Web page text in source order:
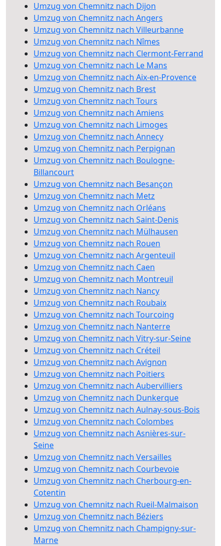
Umzug von Chemnitz nach Dijon
Umzug von Chemnitz nach Angers
Umzug von Chemnitz nach Villeurbanne
Umzug von Chemnitz nach Nîmes
Umzug von Chemnitz nach Clermont-Ferrand
Umzug von Chemnitz nach Le Mans
Umzug von Chemnitz nach Aix-en-Provence
Umzug von Chemnitz nach Brest
Umzug von Chemnitz nach Tours
Umzug von Chemnitz nach Amiens
Umzug von Chemnitz nach Limoges
Umzug von Chemnitz nach Annecy
Umzug von Chemnitz nach Perpignan
Umzug von Chemnitz nach Boulogne-
Billancourt
Umzug von Chemnitz nach Besançon
Umzug von Chemnitz nach Metz
Umzug von Chemnitz nach Orléans
Umzug von Chemnitz nach Saint-Denis
Umzug von Chemnitz nach Mülhausen
Umzug von Chemnitz nach Rouen
Umzug von Chemnitz nach Argenteuil
Umzug von Chemnitz nach Caen
Umzug von Chemnitz nach Montreuil
Umzug von Chemnitz nach Nancy
Umzug von Chemnitz nach Roubaix
Umzug von Chemnitz nach Tourcoing
Umzug von Chemnitz nach Nanterre
Umzug von Chemnitz nach Vitry-sur-Seine
Umzug von Chemnitz nach Créteil
Umzug von Chemnitz nach Avignon
Umzug von Chemnitz nach Poitiers
Umzug von Chemnitz nach Aubervilliers
Umzug von Chemnitz nach Dunkerque
Umzug von Chemnitz nach Aulnay-sous-Bois
Umzug von Chemnitz nach Colombes
Umzug von Chemnitz nach Asnières-sur-
Seine
Umzug von Chemnitz nach Versailles
Umzug von Chemnitz nach Courbevoie
Umzug von Chemnitz nach Cherbourg-en-
Cotentin
Umzug von Chemnitz nach Rueil-Malmaison
Umzug von Chemnitz nach Béziers
Umzug von Chemnitz nach Champigny-sur-
Marne